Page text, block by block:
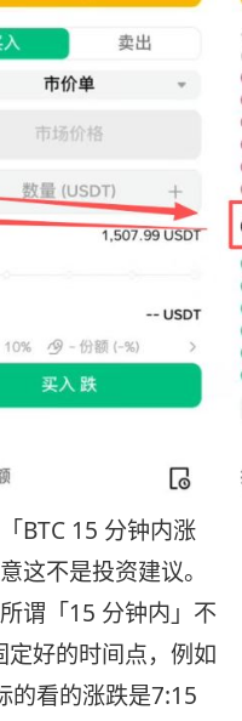
BTC 15 分钟内涨
这不是投资建议。
谓「15 分钟内」不
好的时间点，例如
的看的涨跌是7:15